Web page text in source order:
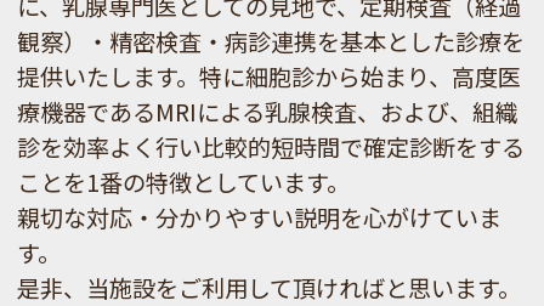
観察）・精密検査・病診連携を基本とした診療を
提供いたします。特に細胞診から始まり、高度医
療機器であるMRIによる乳腺検査、および、組織
診を効率よく行い比較的短時間で確定診断をする
ことを1番の特徴としています。
親切な対応・分かりやすい説明を心がけていま
す。
是非、当施設をご利用して頂ければと思います。